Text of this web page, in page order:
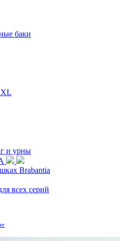
баки
и урны
Brabantia
всех серий